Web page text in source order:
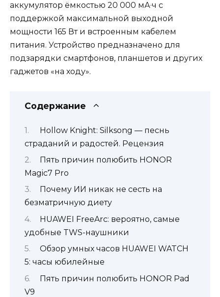
аккумулятор ёмкостью 20 000 мА·ч с
поддержкой максимальной выходной
мощности 165 Вт и встроенным кабелем
питания. Устройство предназначено для
подзарядки смартфонов, планшетов и других
гаджетов «на ходу».
Содержание
Hollow Knight: Silksong — песнь
страданий и радостей. Рецензия
Пять причин полюбить HONOR
Magic7 Pro
Почему ИИ никак не сесть на
безматричную диету
HUAWEI FreeArc: вероятно, самые
удобные TWS-наушники
Обзор умных часов HUAWEI WATCH
5: часы юбилейные
Пять причин полюбить HONOR Pad
V9